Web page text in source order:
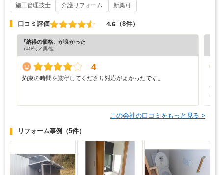
施工管理技士
介護リフォーム 新築可
口コミ評価 4.6 （8件）
『納得の価格』が良かった
（40代／男性）
4
約束の時間を厳守してくださり対応がよかったです。
予
す
この会社の口コミをもっと見る >
リフォーム事例 （5件）